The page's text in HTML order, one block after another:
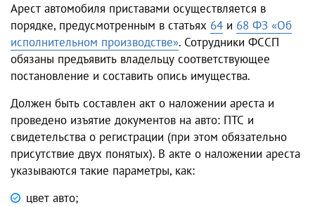
Арест автомобиля приставами осуществляется в
порядке, предусмотренным в статьях 64 и 68 ФЗ «Об
исполнительном производстве». Сотрудники ФССП
обязаны предъявить владельцу соответствующее
постановление и составить опись имущества.
Должен быть составлен акт о наложении ареста и
проведено изъятие документов на авто: ПТС и
свидетельства о регистрации (при этом обязательно
присутствие двух понятых). В акте о наложении ареста
указываются такие параметры, как:
цвет авто;